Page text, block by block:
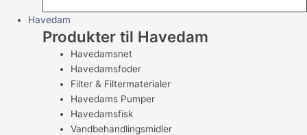
Havedam
Produkter til Havedam
Havedamsnet
Havedamsfoder
Filter & Filtermaterialer
Havedams Pumper
Havedamsfisk
Vandbehandlingsmidler